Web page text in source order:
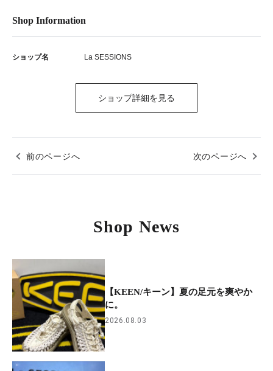
Shop Information
ショップ名 La SESSIONS
ショップ詳細を見る
前のページへ 次のページへ
Shop News
【KEEN/キーン】夏の足元を爽やか
に。
2026.08.03